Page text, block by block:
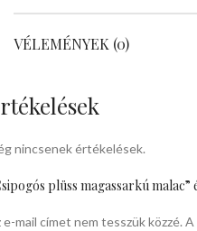
VÉLEMÉNYEK (0)
nincsenek értékelések.
plüss magassarkú
e-mail címet nem tesszük közzé. A